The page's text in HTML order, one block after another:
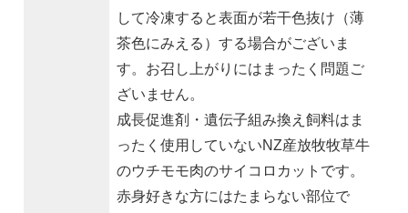
して冷凍すると表面が若干色抜け（薄
茶色にみえる）する場合がございま
す。お召し上がりにはまったく問題ご
ざいません。
成長促進剤・遺伝子組み換え飼料はま
ったく使用していないNZ産放牧牧草牛
のウチモモ肉のサイコロカットです。
赤身好きな方にはたまらない部位で